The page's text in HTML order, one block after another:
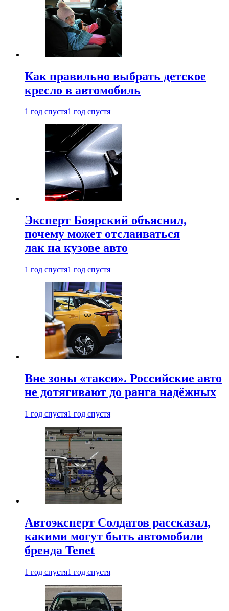
Как правильно выбрать детское
кресло в автомобиль
1 год спустя1 год спустя
Эксперт Боярский объяснил,
почему может отслаиваться
лак на кузове авто
1 год спустя1 год спустя
Вне зоны «такси». Российские авто
не дотягивают до ранга надёжных
1 год спустя1 год спустя
Автоэксперт Солдатов рассказал,
какими могут быть автомобили
бренда Tenet
1 год спустя1 год спустя